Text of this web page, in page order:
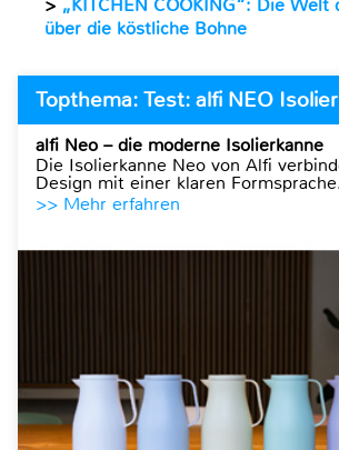
> „KITCHEN COOKING“: Die Welt
über die köstliche Bohne
Topthema: Test: alfi NEO
alfi Neo – die moderne Isolierkanne
Die Isolierkanne Neo von Alfi
Design mit einer klaren Formsprache.
>> Mehr erfahren